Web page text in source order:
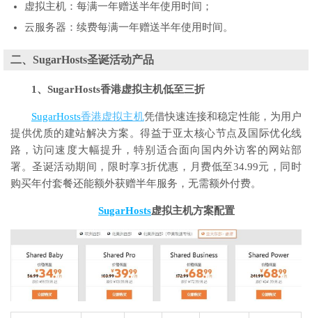
虚拟主机：每满一年赠送半年使用时间；
云服务器：续费每满一年赠送半年使用时间。
二、SugarHosts圣诞活动产品
1、SugarHosts香港虚拟主机低至三折
SugarHosts香港虚拟主机凭借快速连接和稳定性能，为用户
提供优质的建站解决方案。得益于亚太核心节点及国际优化线
路，访问速度大幅提升，特别适合面向国内外访客的网站部
署。圣诞活动期间，限时享3折优惠，月费低至34.99元，同时
购买年付套餐还能额外获赠半年服务，无需额外付费。
SugarHosts虚拟主机方案配置